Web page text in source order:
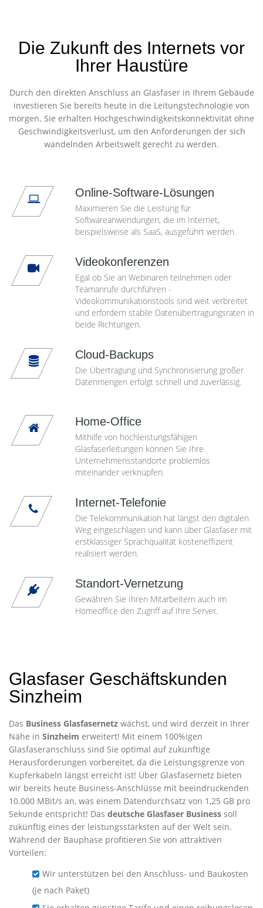
Die Zukunft des Internets vor
Ihrer Haustüre
Durch den direkten Anschluss an Glasfaser in Ihrem Gebäude
investieren Sie bereits heute in die Leitungstechnologie von
morgen. Sie erhalten Hochgeschwindigkeitskonnektivität ohne
Geschwindigkeitsverlust, um den Anforderungen der sich
wandelnden Arbeitswelt gerecht zu werden.
Online-Software-Lösungen
Maximieren Sie die Leistung für
Softwareanwendungen, die im Internet,
beispielsweise als SaaS, ausgeführt werden.
Videokonferenzen
Egal ob Sie an Webinaren teilnehmen oder
Teamanrufe durchführen -
Videokommunikationstools sind weit verbreitet
und erfordern stabile Datenübertragungsraten in
beide Richtungen.
Cloud-Backups
Die Übertragung und Synchronisierung großer
Datenmengen erfolgt schnell und zuverlässig.
Home-Office
Mithilfe von hochleistungsfähigen
Glasfaserleitungen können Sie Ihre
Unternehmensstandorte problemlos
miteinander verknüpfen.
Internet-Telefonie
Die Telekommunikation hat längst den digitalen
Weg eingeschlagen und kann über Glasfaser mit
erstklassiger Sprachqualität kosteneffizient
realisiert werden.
Standort-Vernetzung
Gewähren Sie Ihren Mitarbeitern auch im
Homeoffice den Zugriff auf Ihre Server.
Glasfaser Geschäftskunden
Sinzheim
Das Business Glasfasernetz wächst, und wird derzeit in Ihrer
Nähe in Sinzheim erweitert! Mit einem 100%igen
Glasfaseranschluss sind Sie optimal auf zukünftige
Herausforderungen vorbereitet, da die Leistungsgrenze von
Kupferkabeln längst erreicht ist! Über Glasfasernetz bieten
wir bereits heute Business-Anschlüsse mit beeindruckenden
10.000 MBit/s an, was einem Datendurchsatz von 1,25 GB pro
Sekunde entspricht! Das deutsche Glasfaser Business soll
zukünftig eines der leistungsstärksten auf der Welt sein.
Während der Bauphase profitieren Sie von attraktiven
Vorteilen:
Wir unterstützen bei den Anschluss- und Baukosten
(je nach Paket)